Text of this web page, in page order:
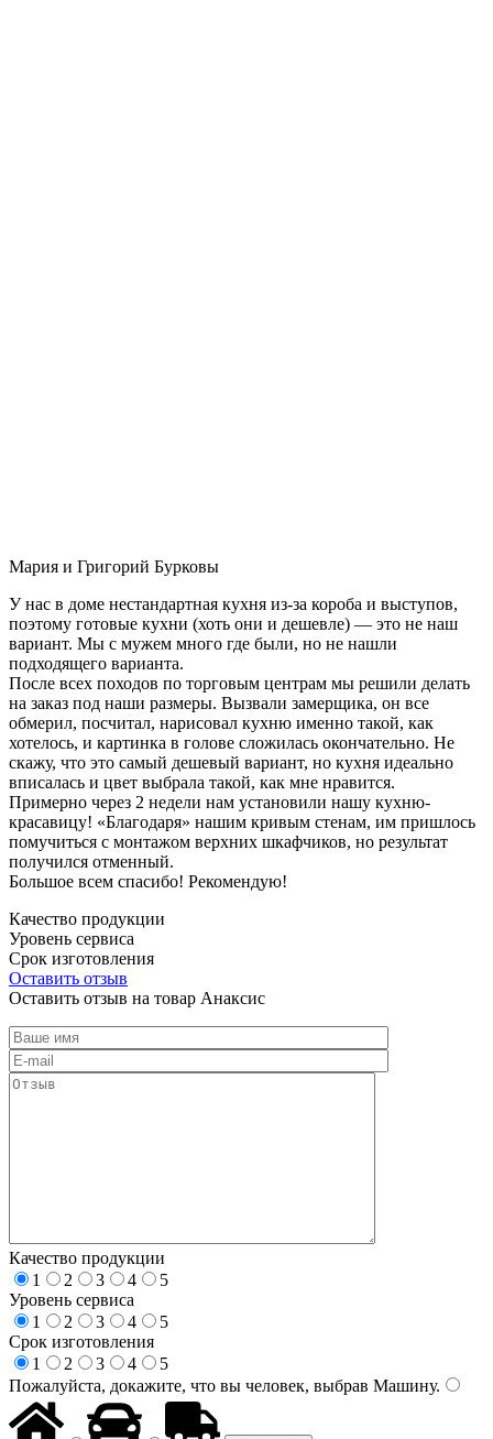
Мария и Григорий Бурковы
У нас в доме нестандартная кухня из-за короба и выступов,
поэтому готовые кухни (хоть они и дешевле) — это не наш
вариант. Мы с мужем много где были, но не нашли
подходящего варианта.
После всех походов по торговым центрам мы решили делать
на заказ под наши размеры. Вызвали замерщика, он все
обмерил, посчитал, нарисовал кухню именно такой, как
хотелось, и картинка в голове сложилась окончательно. Не
скажу, что это самый дешевый вариант, но кухня идеально
вписалась и цвет выбрала такой, как мне нравится.
Примерно через 2 недели нам установили нашу кухню-
красавицу! «Благодаря» нашим кривым стенам, им пришлось
помучиться с монтажом верхних шкафчиков, но результат
получился отменный.
Большое всем спасибо! Рекомендую!
Качество продукции
Уровень сервиса
Срок изготовления
Оставить отзыв
Оставить отзыв на товар Анаксис
Качество продукции
1
2 3 4
5
Уровень сервиса
1
2 3 4
5
Срок изготовления
1
2 3 4
5
Пожалуйста, докажите, что вы человек, выбрав Машину.